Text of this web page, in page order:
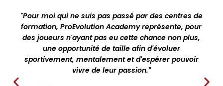
"Pour moi qui ne suis pas passé par des centres de
formation, ProEvolution Academy représente, pour
des joueurs n'ayant pas eu cette chance non plus,
une opportunité de taille afin d'évoluer
sportivement, mentalement et d'espérer pouvoir
vivre de leur passion."